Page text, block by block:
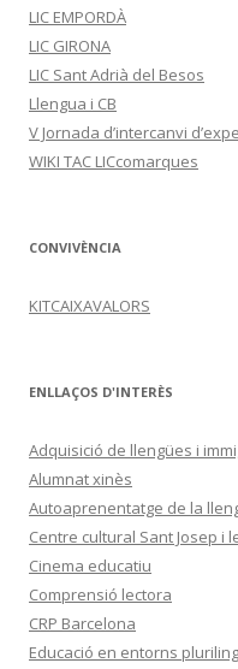
LIC EMPORDÀ
LIC GIRONA
LIC Sant Adrià del Besos
Llengua i CB
V Jornada d’intercanvi
WIKI TAC LICcomarques
CONVIVÈNCIA
KITCAIXAVALORS
ENLLAÇOS D'INTERÈS
Adquisició de llengües i
Alumnat xinès
Autoaprenentatge de la
Centre cultural Sant Josep i
Cinema educatiu
Comprensió lectora
CRP Barcelona
Educació en entorns